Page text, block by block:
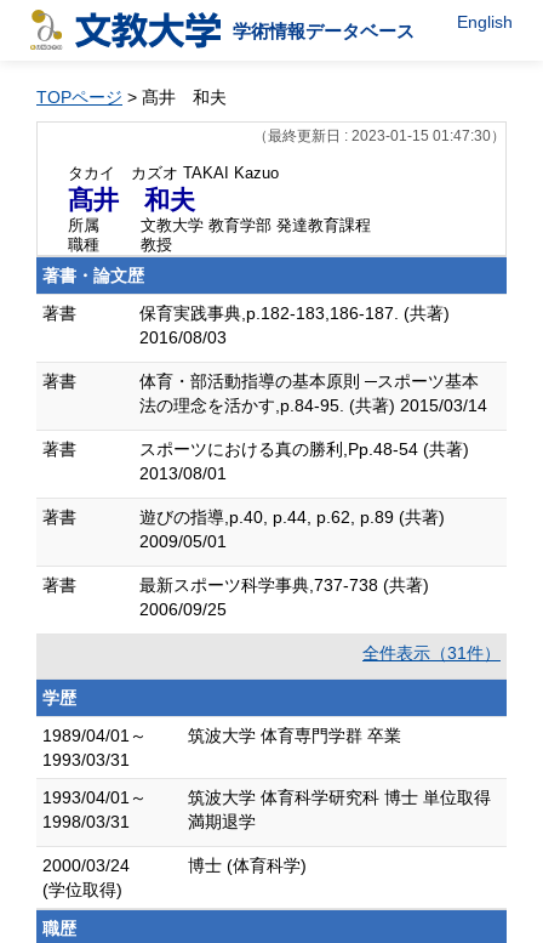
学術情報データベース English
TOPページ > 髙井 和夫
（最終更新日 : 2023-01-15 01:47:30）
タカイ カズオ TAKAI Kazuo
髙井 和夫
所属
文教大学 教育学部 発達教育課程
職種
教授
著書・論文歴
著書
保育実践事典,p.182-183,186-187. (共著)
2016/08/03
著書
体育・部活動指導の基本原則 ─スポーツ基本
法の理念を活かす,p.84-95. (共著) 2015/03/14
著書
スポーツにおける真の勝利,Pp.48-54 (共著)
2013/08/01
著書
遊びの指導,p.40, p.44, p.62, p.89 (共著)
2009/05/01
著書
最新スポーツ科学事典,737-738 (共著)
2006/09/25
全件表示（31件）
学歴
1989/04/01～
1993/03/31
筑波大学 体育専門学群 卒業
1993/04/01～
1998/03/31
筑波大学 体育科学研究科 博士 単位取得
満期退学
2000/03/24
(学位取得)
博士 (体育科学)
職歴